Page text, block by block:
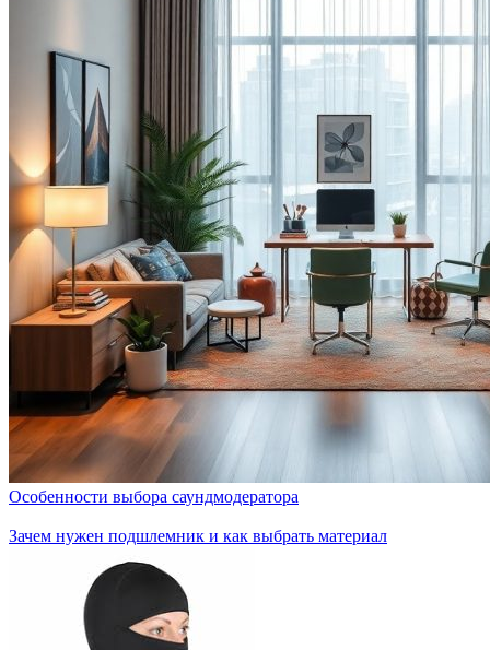
Особенности выбора саундмодератора
Зачем нужен подшлемник и как выбрать материал